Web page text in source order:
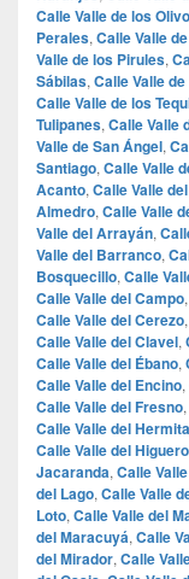
Calle Valle de los
Perales, Calle Valle
Valle de los Pirules,
Sábilas, Calle Valle
Calle Valle de los
Tulipanes, Calle Valle
Valle de San Ángel,
Santiago, Calle Valle
Acanto, Calle Valle
Almedro, Calle Valle
Valle del Arrayán,
Valle del Barranco,
Bosquecillo, Calle
Calle Valle del Campo,
Calle Valle del Cerezo,
Calle Valle del Clavel,
Calle Valle del Ébano,
Calle Valle del Encino,
Calle Valle del Fresno,
Calle Valle del Hermita
Calle Valle del Higuero
Jacaranda, Calle
del Lago, Calle Valle
Loto, Calle Valle del
del Maracuyá, Calle
del Mirador, Calle